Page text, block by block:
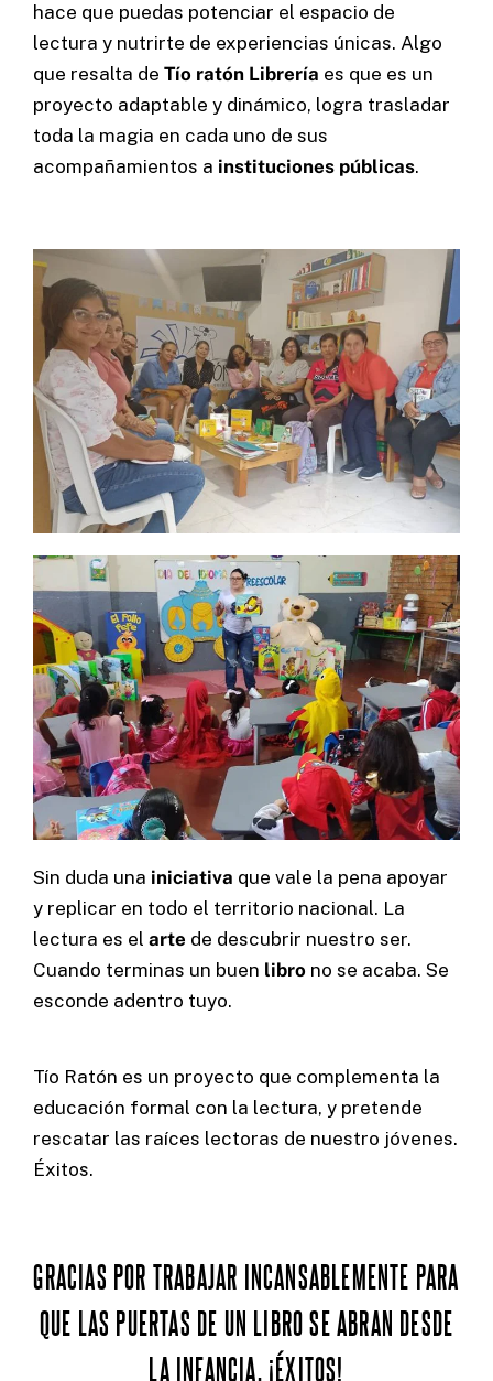
hace que puedas potenciar el espacio de
lectura y nutrirte de experiencias únicas. Algo
que resalta de Tío ratón Librería es que es un
proyecto adaptable y dinámico, logra trasladar
toda la magia en cada uno de sus
acompañamientos a instituciones públicas.
Sin duda una iniciativa que vale la pena apoyar
y replicar en todo el territorio nacional. La
lectura es el arte de descubrir nuestro ser.
Cuando terminas un buen libro no se acaba. Se
esconde adentro tuyo.
Tío Ratón es un proyecto que complementa la
educación formal con la lectura, y pretende
rescatar las raíces lectoras de nuestro jóvenes.
Éxitos.
GRACIAS POR TRABAJAR INCANSABLEMENTE PARA
QUE LAS PUERTAS DE UN LIBRO SE ABRAN DESDE
LA INFANCIA. ¡ÉXITOS!